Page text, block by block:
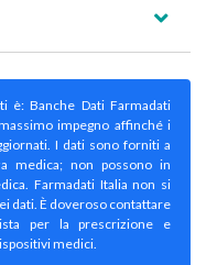
è: Banche Dati Farmadati
impegno affinché i
I dati sono forniti a
medica; non possono in
Farmadati Italia non si
dati. È doveroso contattare
per la prescrizione e
medici.